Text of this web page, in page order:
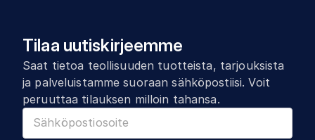
Tilaa uutiskirjeemme
Saat tietoa teollisuuden tuotteista, tarjouksista
ja palveluistamme suoraan sähköpostiisi. Voit
peruuttaa tilauksen milloin tahansa.